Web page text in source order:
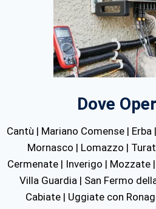
Dove
Cantù | Mariano Comense |
Mornasco | Lomazzo |
Cermenate | Inverigo | Mozzate
Villa Guardia | San Fermo
Cabiate | Uggiate con